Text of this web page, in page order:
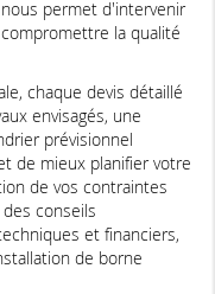
nous permet d'intervenir
la qualité
chaque devis détaillé
envisagés, une
prévisionnel
de mieux planifier votre
de vos contraintes
conseils
et financiers,
de borne